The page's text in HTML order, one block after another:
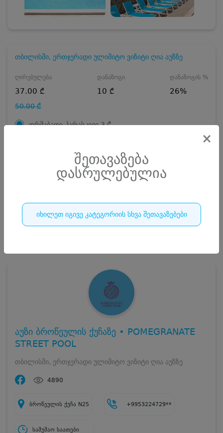
×
შეთავაზება
დასრულებულია
იხილეთ იგივე კატეგორიის სხვა შეთავაზებები
თბილისში, ერთჯერადი ულიმიტო ვიზიტი ღია აუზზე
ღირებულება
37.00 ₾
50.00 ₾
დანაზოგი
10 ₾
დანაზოგის %
26%
ორშაბათი-პარასკევი3₾
აუზი ბროწეულის ქუჩაზე • POMEGRANATE
STREET POOL
თბილისში, ერთჯერადი ულიმიტო ვიზიტი ღია აუზზე
4890
ბროწეულის ქუჩა N25 +9953224729**
სამუშაო საათები